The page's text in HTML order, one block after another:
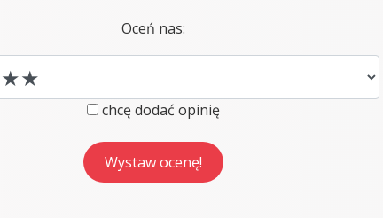
Oceń nas:
chcę dodać opinię